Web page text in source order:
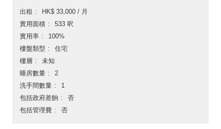
出租
HK$ 33,000 / 月
實用面積
533 呎
實用率
100%
樓盤類型
住宅
樓層
未知
睡房數量
2
洗手間數量
1
包括政府差餉
否
包括管理費
否